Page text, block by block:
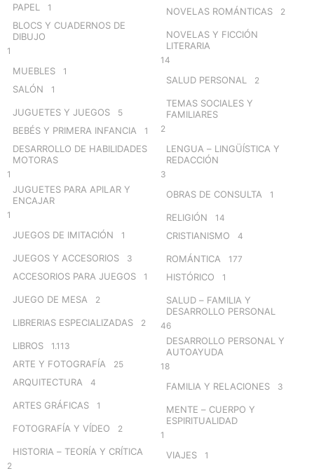
PAPEL 1
BLOCS Y CUADERNOS DE
DIBUJO
1
MUEBLES 1
SALÓN 1
JUGUETES Y JUEGOS 5
BEBÉS Y PRIMERA INFANCIA 1
DESARROLLO DE HABILIDADES
MOTORAS
1
JUGUETES PARA APILAR Y
ENCAJAR
1
JUEGOS DE IMITACIÓN 1
JUEGOS Y ACCESORIOS 3
ACCESORIOS PARA JUEGOS 1
JUEGO DE MESA 2
LIBRERIAS ESPECIALIZADAS 2
LIBROS 1.113
ARTE Y FOTOGRAFÍA 25
ARQUITECTURA 4
ARTES GRÁFICAS 1
FOTOGRAFÍA Y VÍDEO 2
HISTORIA – TEORÍA Y CRÍTICA
2
NOVELAS ROMÁNTICAS 2
NOVELAS Y FICCIÓN
LITERARIA
14
SALUD PERSONAL 2
TEMAS SOCIALES Y
FAMILIARES
2
LENGUA – LINGÜÍSTICA Y
REDACCIÓN
3
OBRAS DE CONSULTA 1
RELIGIÓN 14
CRISTIANISMO 4
ROMÁNTICA 177
HISTÓRICO 1
SALUD – FAMILIA Y
DESARROLLO PERSONAL
46
DESARROLLO PERSONAL Y
AUTOAYUDA
18
FAMILIA Y RELACIONES 3
MENTE – CUERPO Y
ESPIRITUALIDAD
1
VIAJES 1